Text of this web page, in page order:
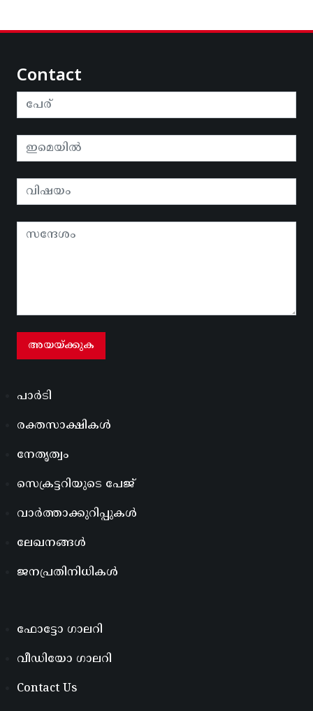
Contact
പാർടി
രക്തസാക്ഷികൾ
നേതൃത്വം
സെക്രട്ടറിയുടെ പേജ്
വാർത്താക്കുറിപ്പുകൾ
ലേഖനങ്ങൾ
ജനപ്രതിനിധികൾ
ഫോട്ടോ ഗാലറി
വീഡിയോ ഗാലറി
Contact Us